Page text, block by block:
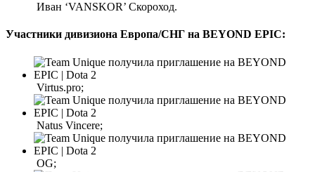
Иван ‘VANSKOR’ Скороход.
Участники дивизиона Европа/СНГ на BEYOND EPIC:
Virtus.pro;
Natus Vincere;
OG;